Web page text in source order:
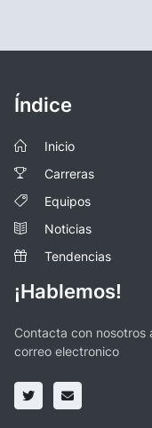
Índice
Inicio
Carreras
Equipos
Noticias
Tendencias
¡Hablemos!
Contacta con nosotros
correo electronico